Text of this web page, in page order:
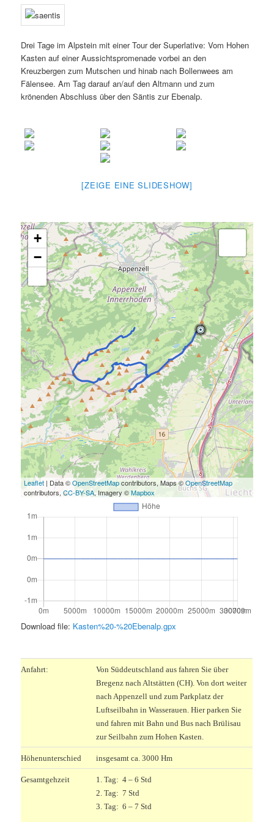
Drei Tage im Alpstein mit einer Tour der Superlative: Vom Hohen
Kasten auf einer Aussichtspromenade vorbei an den
Kreuzbergen zum Mutschen und hinab nach Bollenwees am
Fälensee. Am Tag darauf an/auf den Altmann und zum
krönenden Abschluss über den Säntis zur Ebenalp.
[ZEIGE EINE SLIDESHOW]
+
−
Leaflet | Data ©OpenStreetMapcontributors, Maps ©OpenStreetMap
contributors,CC-BY-SA, Imagery ©Mapbox
Download file: Kasten%20-%20Ebenalp.gpx
Anfahrt:
Von Süddeutschland aus fahren Sie über
Bregenz nach Altstätten (CH). Von dort weiter
nach Appenzell und zum Parkplatz der
Luftseilbahn in Wasserauen. Hier parken Sie
und fahren mit Bahn und Bus nach Brülisau
zur Seilbahn zum Hohen Kasten.
Höhenunterschied insgesamt ca. 3000 Hm
Gesamtgehzeit
1. Tag: 4 – 6 Std
2. Tag: 7 Std
3. Tag: 6 – 7 Std